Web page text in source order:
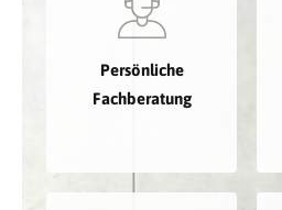
Persönliche
Fachberatung